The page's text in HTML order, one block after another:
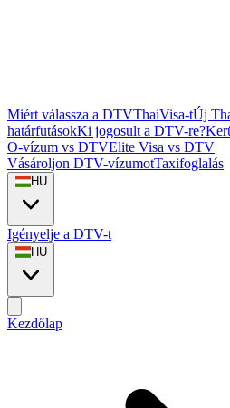
Miért válassza a DTVThaiVisa-tÚj
határfutásokKi jogosult a DTV-re?
O-vízum vs DTVElite Visa vs DTV
Vásároljon DTV-vízumotTaxifoglalás
HU
Igényelje a DTV-t
HU
Kezdőlap